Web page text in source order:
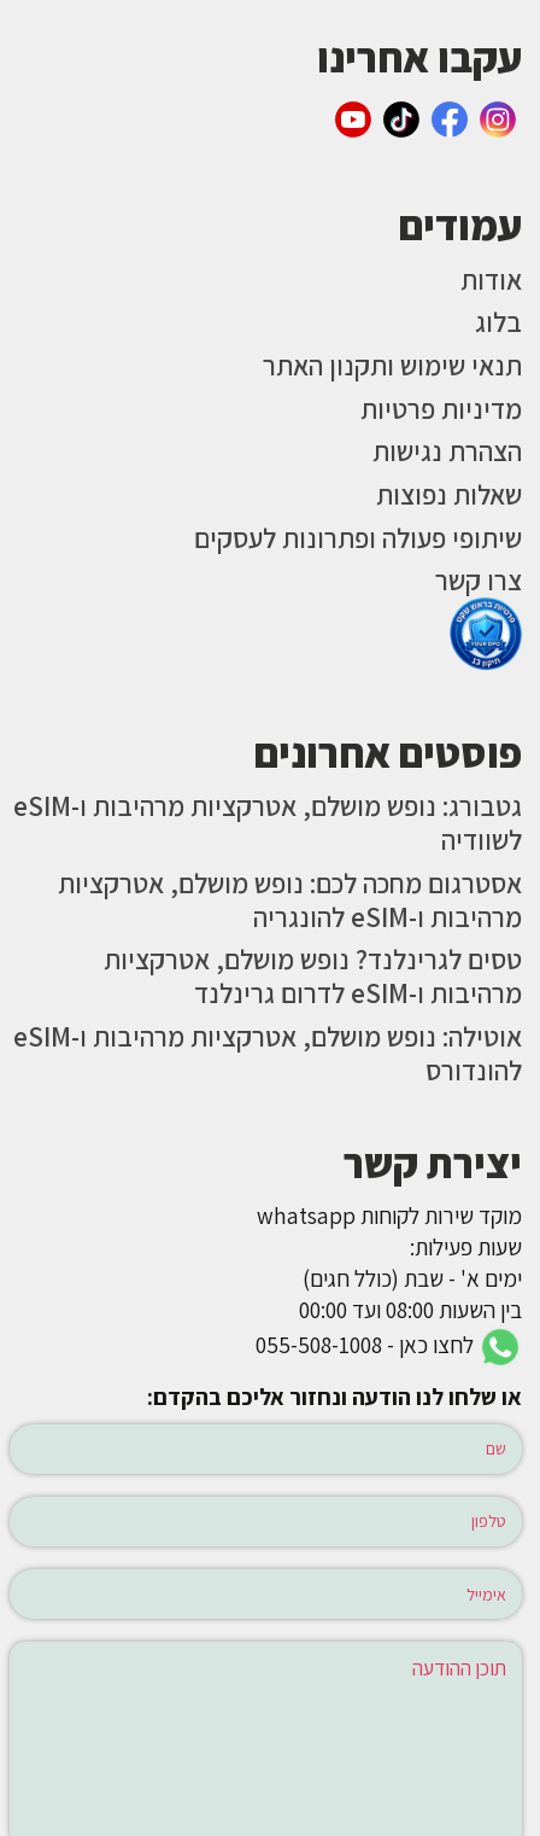
עקבו אחרינו
עמודים
אודות
בלוג
תנאי שימוש ותקנון האתר
מדיניות פרטיות
הצהרת נגישות
שאלות נפוצות
שיתופי פעולה ופתרונות לעסקים
צרו קשר
פוסטים אחרונים
גטבורג: נופש מושלם, אטרקציות מרהיבות ו-eSIM
לשוודיה
אסטרגום מחכה לכם: נופש מושלם, אטרקציות
מרהיבות ו-eSIM להונגריה
טסים לגרינלנד? נופש מושלם, אטרקציות
מרהיבות ו-eSIM לדרום גרינלנד
אוטילה: נופש מושלם, אטרקציות מרהיבות ו-eSIM
להונדורס
יצירת קשר
מוקד שירות לקוחות whatsapp
שעות פעילות:
ימים א' - שבת (כולל חגים)
בין השעות 08:00 ועד 00:00
לחצו כאן - 055-508-1008
או שלחו לנו הודעה ונחזור אליכם בהקדם: